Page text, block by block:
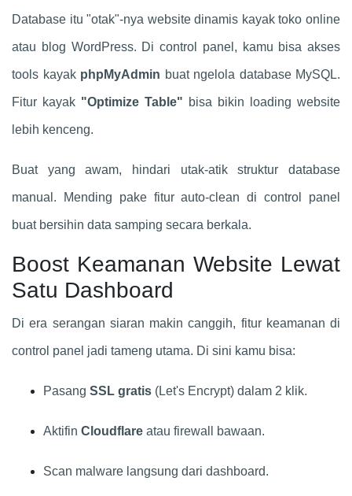
Database itu "otak"-nya website dinamis kayak toko online
atau blog WordPress. Di control panel, kamu bisa akses
tools kayak phpMyAdmin buat ngelola database MySQL.
Fitur kayak "Optimize Table" bisa bikin loading website
lebih kenceng.
Buat yang awam, hindari utak-atik struktur database
manual. Mending pake fitur auto-clean di control panel
buat bersihin data samping secara berkala.
Boost Keamanan Website Lewat
Satu Dashboard
Di era serangan siaran makin canggih, fitur keamanan di
control panel jadi tameng utama. Di sini kamu bisa:
Pasang SSL gratis (Let's Encrypt) dalam 2 klik.
Aktifin Cloudflare atau firewall bawaan.
Scan malware langsung dari dashboard.